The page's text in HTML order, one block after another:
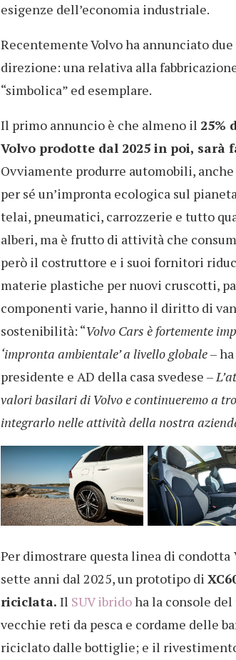
esigenze dell’economia industriale.
Recentemente Volvo ha annunciato
direzione: una relativa alla
“simbolica” ed esemplare.
Il primo annuncio è che almeno il 25%
Volvo prodotte dal 2025 in poi,
Ovviamente produrre automobili,
per sé un’impronta ecologica sul
telai, pneumatici, carrozzerie e tutto
alberi, ma è frutto di attività che
però il costruttore e i suoi fornitori
materie plastiche per nuovi cruscotti,
componenti varie, hanno il diritto di
sostenibilità: “Volvo Cars è fortemente
‘impronta ambientale’ a livello globale–
presidente e AD della casa svedese –
valori basilari di Volvo e continueremo a
integrarlo nelle attività della nostra
Per dimostrare questa linea di condotta
sette anni dal 2025, un prototipo di
riciclata. Il SUV ibridoha la console
vecchie reti da pesca e cordame delle
riciclato dalle bottiglie; e il